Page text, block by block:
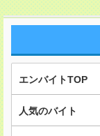
エンバイトTOP
人気のバイト